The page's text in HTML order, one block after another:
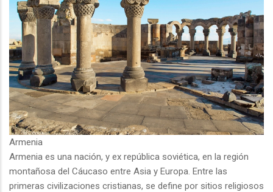
Armenia
Armenia es una nación, y ex república soviética, en la región
montañosa del Cáucaso entre Asia y Europa. Entre las
primeras civilizaciones cristianas, se define por sitios religiosos